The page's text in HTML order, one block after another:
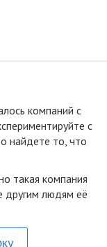
компаний с
с
найдете то, что
такая компания
другим людям её